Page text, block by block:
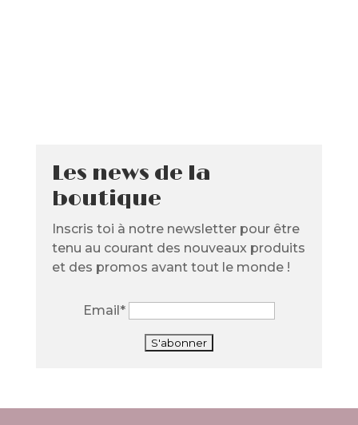
Les news de la
boutique
Inscris toi à notre newsletter pour être
tenu au courant des nouveaux produits
et des promos avant tout le monde !
Email*